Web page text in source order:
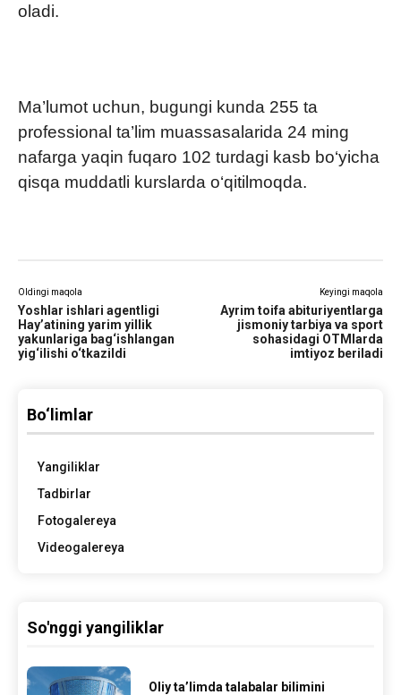
oladi.
Ma’lumot uchun, bugungi kunda 255 ta
professional ta’lim muassasalarida 24 ming
nafarga yaqin fuqaro 102 turdagi kasb bo‘yicha
qisqa muddatli kurslarda o‘qitilmoqda.
Oldingi maqola
Yoshlar ishlari agentligi
Hay’atining yarim yillik
yakunlariga bag‘ishlangan
yig‘ilishi o‘tkazildi
Keyingi maqola
Ayrim toifa abituriyentlarga
jismoniy tarbiya va sport
sohasidagi OTMlarda
imtiyoz beriladi
Bo‘limlar
Yangiliklar
Tadbirlar
Fotogalereya
Videogalereya
So'nggi yangiliklar
Oliy ta’limda talabalar bilimini